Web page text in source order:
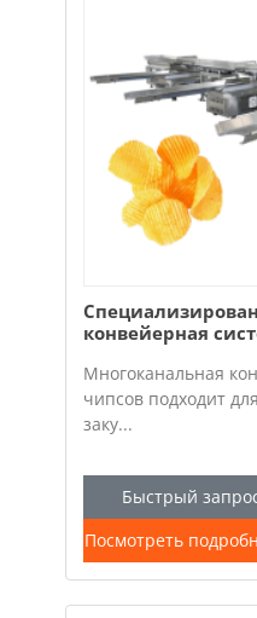
конвейерная
упаковочной
Многоканальная
чипсов подходит
заку...
Быстрый
Посмотреть